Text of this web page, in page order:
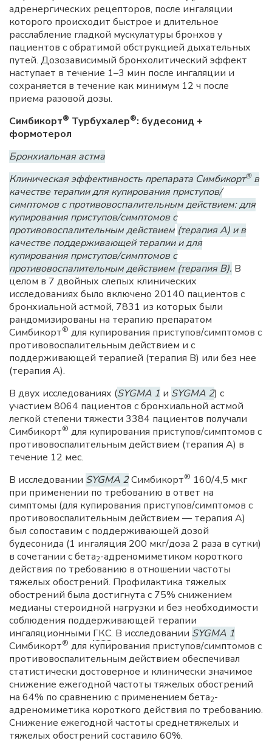
адренергических рецепторов, после ингаляции
которого происходит быстрое и длительное
расслабление гладкой мускулатуры бронхов у
пациентов с обратимой обструкцией дыхательных
путей. Дозозависимый бронхолитический эффект
наступает в течение 1–3 мин после ингаляции и
сохраняется в течение как минимум 12 ч после
приема разовой дозы.
Симбикорт® Турбухалер®: будесонид +
формотерол
Бронхиальная астма
Клиническая эффективность препарата Симбикорт®в
качестве терапии для купирования приступов/
симптомов с противовоспалительным действием: для
купирования приступов/симптомов с
противовоспалительным действием (терапия А) и в
качестве поддерживающей терапии и для
купирования приступов/симптомов с
противовоспалительным действием (терапия В). В
целом в 7 двойных слепых клинических
исследованиях было включено 20140 пациентов с
бронхиальной астмой, 7831 из которых были
рандомизированы на терапию препаратом
Симбикорт® для купирования приступов/симптомов с
противовоспалительным действием и с
поддерживающей терапией (терапия B) или без нее
(терапия A).
В двух исследованиях (SYGMA 1 и SYGMA 2) с
участием 8064 пациентов с бронхиальной астмой
легкой степени тяжести 3384 пациентов получали
Симбикорт® для купирования приступов/симптомов с
противовоспалительным действием (терапия А) в
течение 12 мес.
В исследовании SYGMA 2Симбикорт® 160/4,5 мкг
при применении по требованию в ответ на
симптомы (для купирования приступов/симптомов с
противовоспалительным действием — терапия А)
был сопоставим с поддерживающей дозой
будесонида (1 ингаляция 200 мкг/доза 2 раза в сутки)
в сочетании с бета2-адреномиметиком короткого
действия по требованию в отношении частоты
тяжелых обострений. Профилактика тяжелых
обострений была достигнута с 75% снижением
медианы стероидной нагрузки и без необходимости
соблюдения поддерживающей терапии
ингаляционными ГКС. В исследовании SYGMA 1
Симбикорт® для купирования приступов/симптомов с
противовоспалительным действием обеспечивал
статистически достоверное и клинически значимое
снижение ежегодной частоты тяжелых обострений
на 64% по сравнению с применением бета2-
адреномиметика короткого действия по требованию.
Снижение ежегодной частоты среднетяжелых и
тяжелых обострений составило 60%.